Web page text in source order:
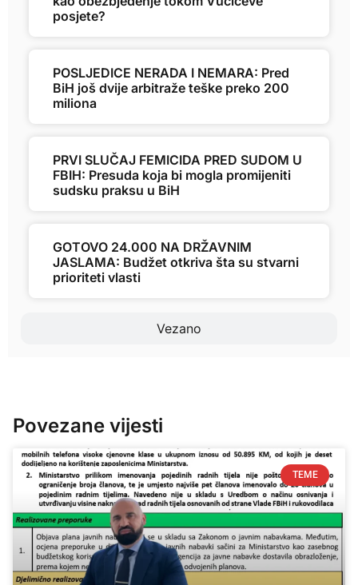
Vezano
posjete?
POSLJEDICE NERADA I NEMARA: Pred
BiH još dvije arbitraže teške preko 200
miliona
PRVI SLUČAJ FEMICIDA PRED SUDOM U
FBIH: Presuda koja bi mogla promijeniti
sudsku praksu u BiH
GOTOVO 24.000 NA DRŽAVNIM
JASLAMA: Budžet otkriva šta su stvarni
prioriteti vlasti
Povezane vijesti
TEME